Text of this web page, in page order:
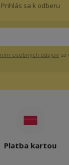
Prihlás sa k odberu
osobných údajov za
Platba kartou